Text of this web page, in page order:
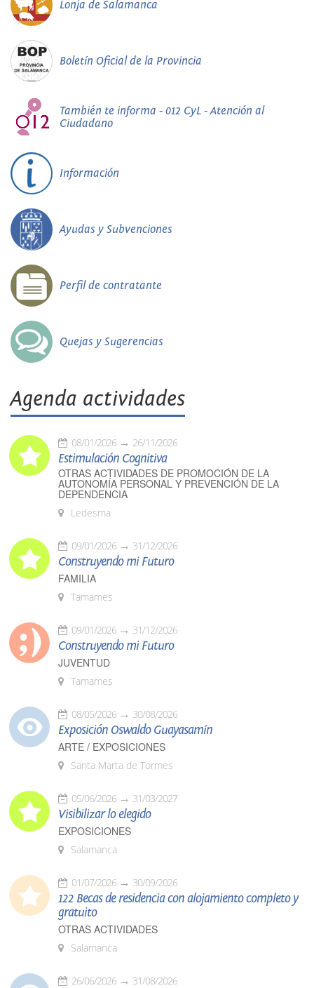
Lonja de Salamanca
Boletín Oficial de la Provincia
También te informa - 012 CyL - Atención al
Ciudadano
Información
Ayudas y Subvenciones
Perfil de contratante
Quejas y Sugerencias
Agenda actividades
08/01/2026 26/11/2026
Estimulación Cognitiva
OTRAS ACTIVIDADES DE PROMOCIÓN DE LA
AUTONOMÍA PERSONAL Y PREVENCIÓN DE LA
DEPENDENCIA
Ledesma
09/01/2026 31/12/2026
Construyendo mi Futuro
FAMILIA
Tamames
09/01/2026 31/12/2026
Construyendo mi Futuro
JUVENTUD
Tamames
08/05/2026 30/08/2026
Exposición Oswaldo Guayasamín
ARTE / EXPOSICIONES
Santa Marta de Tormes
05/06/2026 31/03/2027
Visibilizar lo elegido
EXPOSICIONES
Salamanca
01/07/2026 30/09/2026
122 Becas de residencia con alojamiento completo y
gratuito
OTRAS ACTIVIDADES
Salamanca
26/06/2026 31/08/2026